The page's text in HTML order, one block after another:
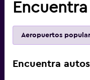
Aeropuertos
Encuentra